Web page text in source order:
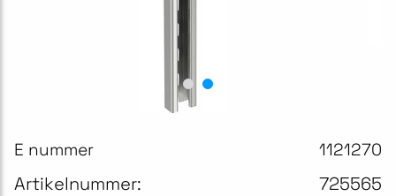
E nummer 1121270
Artikelnummer:
725565